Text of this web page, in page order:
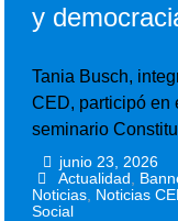
y
Tania Busch,
CED, participó en
seminario
junio 23, 2026
Actualidad
Noticias Noticias
Social